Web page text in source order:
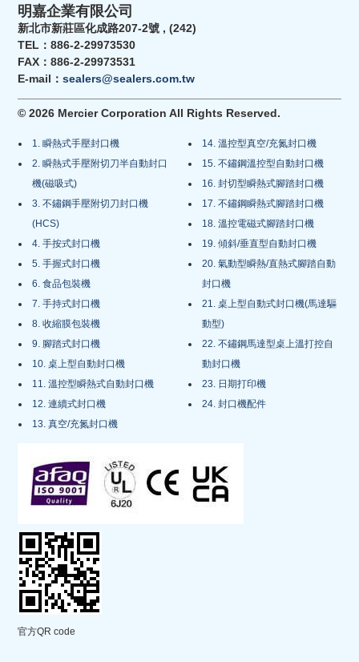
明嘉企業有限公司
新北市新莊區化成路207-2號 , (242)
TEL：886-2-29973530
FAX：886-2-29973531
E-mail：sealers@sealers.com.tw
© 2026 Mercier Corporation All Rights Reserved.
1. 瞬熱式手壓封口機
2. 瞬熱式手壓附切刀半自動封口
機(磁吸式)
3. 不鏽鋼手壓附切刀封口機
(HCS)
4. 手按式封口機
5. 手握式封口機
6. 食品包裝機
7. 手持式封口機
8. 收縮膜包裝機
9. 腳踏式封口機
10. 桌上型自動封口機
11. 溫控型瞬熱式自動封口機
12. 連續式封口機
13. 真空/充氮封口機
14. 溫控型真空/充氮封口機
15. 不鏽鋼溫控型自動封口機
16. 封切型瞬熱式腳踏封口機
17. 不鏽鋼瞬熱式腳踏封口機
18. 溫控電磁式腳踏封口機
19. 傾斜/垂直型自動封口機
20. 氣動型瞬熱/直熱式腳踏自動
封口機
21. 桌上型自動式封口機(馬達驅
動型)
22. 不鏽鋼馬達型桌上溫打控自
動封口機
23. 日期打印機
24. 封口機配件
官方QR code